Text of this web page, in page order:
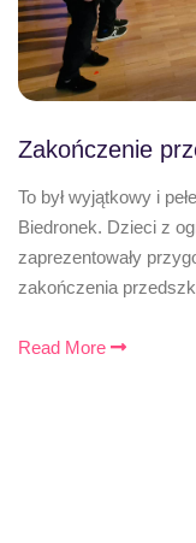
Zakończenie
To był wyjątkowy i
Biedronek. Dzieci z
zaprezentowały
zakończenia
Read More